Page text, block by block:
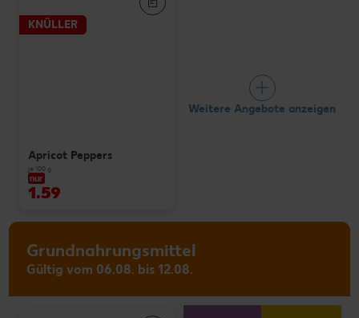
KNÜLLER
Apricot Peppers
je 100 g
nur
1.59
Weitere Angebote anzeigen
Grundnahrungsmittel
Gültig vom 06.08. bis 12.08.